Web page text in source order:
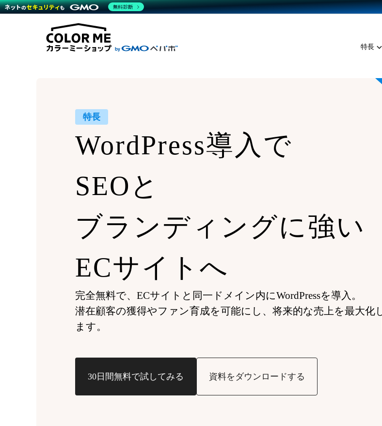
特長
商材一覧を見る
機能一覧を見る
WordPress導入
モバイルアプリ
複数店舗との連携
雑貨販売
料金
プラン・料金一覧を見る
料金シミ
事例
運営サポート
サポート一覧を見る
コミュニ
YouTubeチ
特長
WordPress導入で
SEOと
ブランディングに強い
ECサイトへ
完全無料で、ECサイトと同一ドメイン内にWordPressを導入。
潜在顧客の獲得やファン育成を可能にし、将来的な売上を最大化
ます。
30日間無料で試してみる 資料をダウンロードする
無料診断